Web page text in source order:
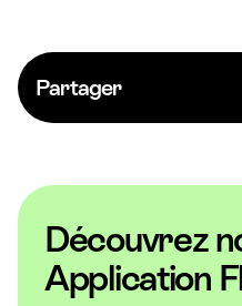
Partager
revendre à tout
Découvrez
Application